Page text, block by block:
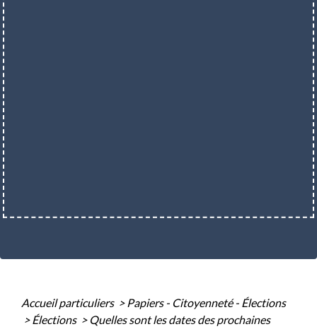
Accueil particuliers > Papiers - Citoyenneté - Élections
> Élections > Quelles sont les dates des prochaines